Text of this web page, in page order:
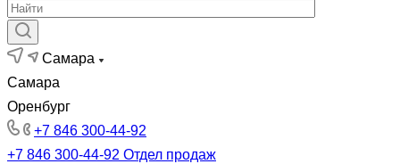
Самара
Самара
Оренбург
+7 846 300-44-92
+7 846 300-44-92 Отдел продаж